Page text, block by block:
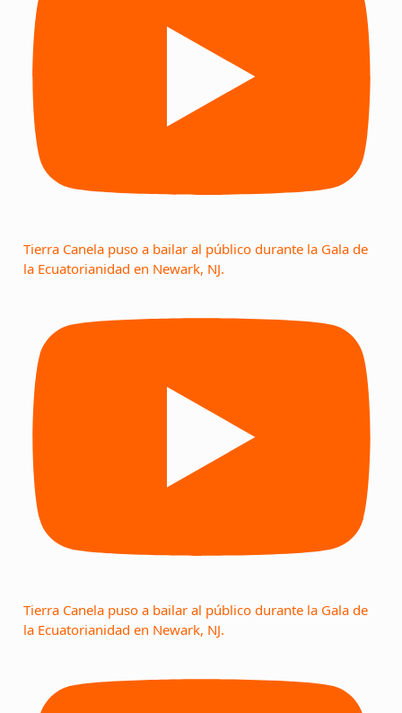
Tierra Canela puso a bailar al público durante la Gala de
la Ecuatorianidad en Newark, NJ.
Tierra Canela puso a bailar al público durante la Gala de
la Ecuatorianidad en Newark, NJ.